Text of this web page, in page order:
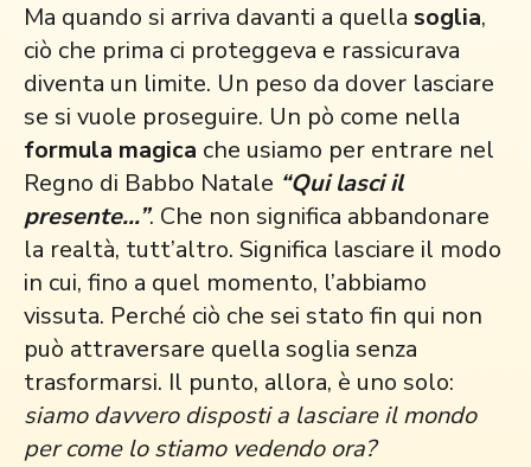
Ma quando si arriva davanti a quella soglia,
ciò che prima ci proteggeva e rassicurava
diventa un limite. Un peso da dover lasciare
se si vuole proseguire. Un pò come nella
formula magica che usiamo per entrare nel
Regno di Babbo Natale “Qui lasci il
presente…”. Che non significa abbandonare
la realtà, tutt’altro. Significa lasciare il modo
in cui, fino a quel momento, l’abbiamo
vissuta. Perché ciò che sei stato fin qui non
può attraversare quella soglia senza
trasformarsi. Il punto, allora, è uno solo:
siamo davvero disposti a lasciare il mondo
per come lo stiamo vedendo ora?